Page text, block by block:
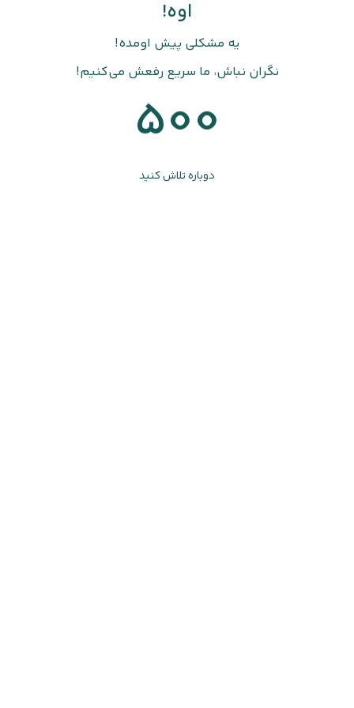
اوه!
یه مشکلی پیش اومده!
نگران نباش، ما سریع رفعش می‌کنیم!
500
دوباره تلاش کنید